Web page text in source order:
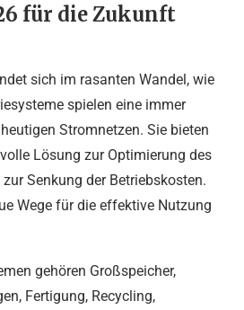
für die Zukunft
sich im rasanten Wandel, wie
spielen eine immer
Stromnetzen. Sie bieten
Lösung zur Optimierung des
Senkung der Betriebskosten.
Wege für die effektive Nutzung
gehören Großspeicher,
Fertigung, Recycling,